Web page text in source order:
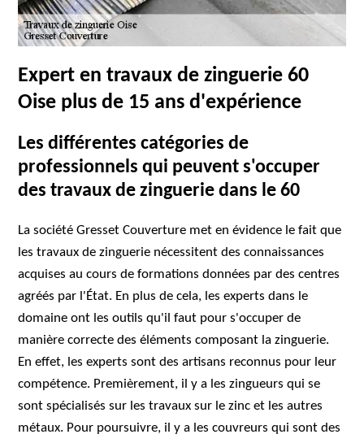
Expert en travaux de zinguerie 60
Oise plus de 15 ans d'expérience
Les différentes catégories de
professionnels qui peuvent s'occuper
des travaux de zinguerie dans le 60
La société Gresset Couverture met en évidence le fait que
les travaux de zinguerie nécessitent des connaissances
acquises au cours de formations données par des centres
agréés par l'État. En plus de cela, les experts dans le
domaine ont les outils qu'il faut pour s'occuper de
manière correcte des éléments composant la zinguerie.
En effet, les experts sont des artisans reconnus pour leur
compétence. Premièrement, il y a les zingueurs qui se
sont spécialisés sur les travaux sur le zinc et les autres
métaux. Pour poursuivre, il y a les couvreurs qui sont des